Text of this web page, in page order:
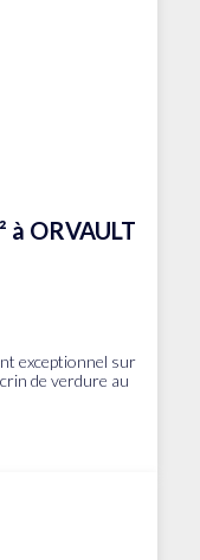
ORVAULT
exceptionnel sur
de verdure au